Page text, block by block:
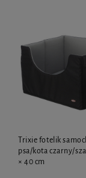
Trixie fotelik
psa/kota czarny/
× 40 cm